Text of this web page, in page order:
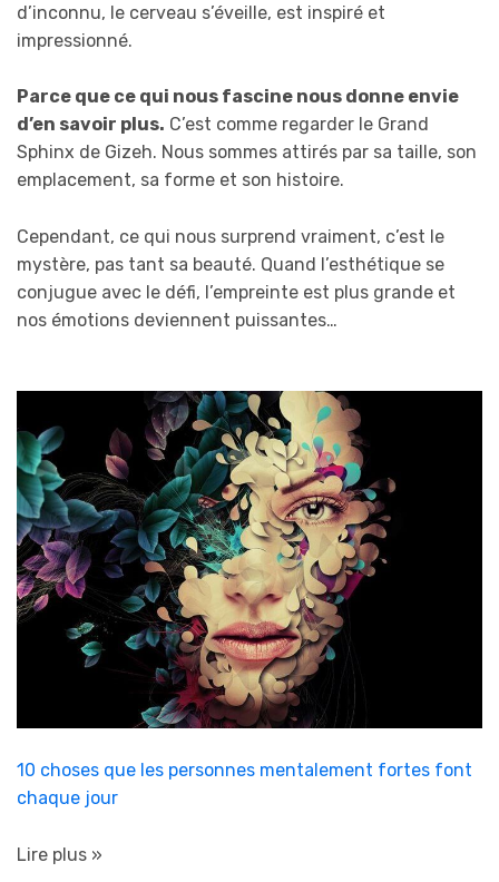
d’inconnu, le cerveau s’éveille, est inspiré et
impressionné.
Parce que ce qui nous fascine nous donne envie
d’en savoir plus. C’est comme regarder le Grand
Sphinx de Gizeh. Nous sommes attirés par sa taille, son
emplacement, sa forme et son histoire.
Cependant, ce qui nous surprend vraiment, c’est le
mystère, pas tant sa beauté. Quand l’esthétique se
conjugue avec le défi, l’empreinte est plus grande et
nos émotions deviennent puissantes…
10 choses que les personnes mentalement fortes font
chaque jour
Lire plus »